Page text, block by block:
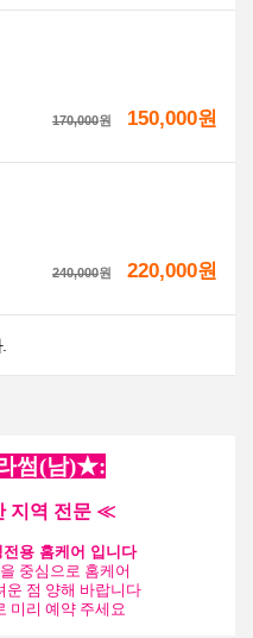
170,000원 150,000원
240,000원 220,000원
썸(남)★:
지역 전문 ≪
용 홈케어 입니다
중심으로 홈케어
운 점 양해 바랍니다
미리 예약 주세요